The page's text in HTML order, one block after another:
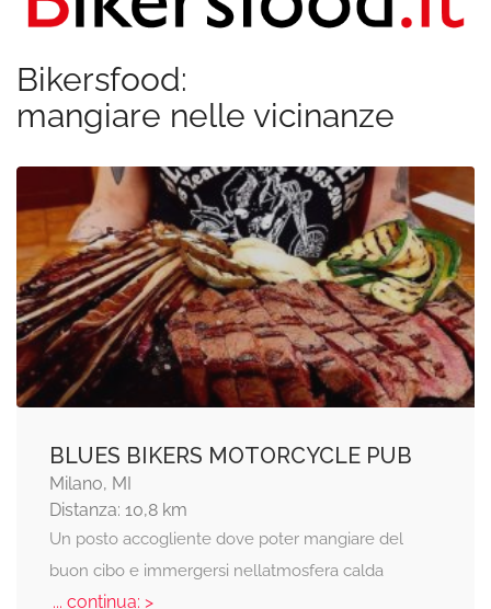
Bikersfood:
mangiare nelle vicinanze
BLUES BIKERS MOTORCYCLE PUB
Milano, MI
Distanza: 10,8 km
Un posto accogliente dove poter mangiare del
buon cibo e immergersi nellatmosfera calda
... continua: >